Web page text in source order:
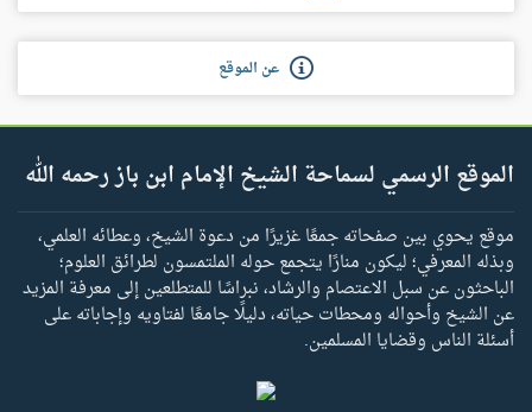
عن الموقع
الموقع الرسمي لسماحة الشيخ الإمام ابن باز رحمه الله
موقع يحوي بين صفحاته جمعًا غزيرًا من دعوة الشيخ، وعطائه العلمي،
وبذله المعرفي؛ ليكون منارًا يتجمع حوله الملتمسون لطرائق العلوم؛
الباحثون عن سبل الاعتصام والرشاد، نبراسًا للمتطلعين إلى معرفة المزيد
عن الشيخ وأحواله ومحطات حياته، دليلًا جامعًا لفتاويه وإجاباته على
أسئلة الناس وقضايا المسلمين.